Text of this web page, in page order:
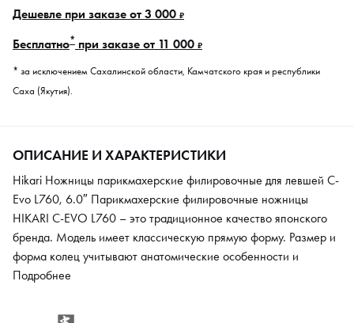
Дешевле при заказе от 3 000 ₽
Бесплатно* при заказе от 11 000 ₽
* за исключением Сахалинской области, Камчатского края и республики
Саха (Якутия).
ОПИСАНИЕ И ХАРАКТЕРИСТИКИ
Hikari Ножницы парикмахерские филировочные для левшей C-
Evo L760, 6.0″ Парикмахерские филировочные ножницы
HIKARI C-EVO L760 – это традиционное качество японского
бренда. Модель имеет классическую прямую форму. Размер и
форма колец учитывают анатомические особенности и
сконструированы, чтобы ножницы не скользили в руке. Форма
Кольца анатомической формы обеспечивают четкую работу
Подробнее